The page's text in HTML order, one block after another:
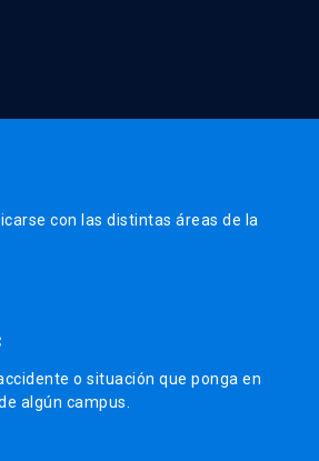
con las distintas áreas de la
o situación que ponga en
algún campus.